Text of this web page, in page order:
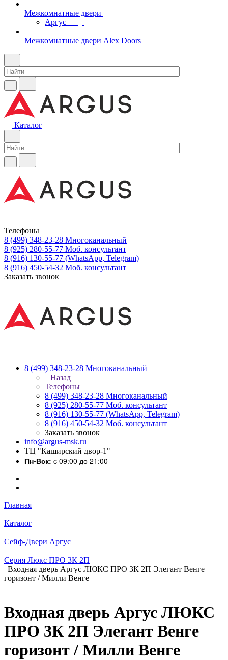
Межкомнатные двери
Аргус
Межкомнатные двери Alex Doors
Каталог
Телефоны
8 (499) 348-23-28 Многоканальный
8 (925) 280-55-77 Моб. консультант
8 (916) 130-55-77 (WhatsApp, Telegram)
8 (916) 450-54-32 Моб. консультант
Заказать звонок
8 (499) 348-23-28 Многоканальный
Назад
Телефоны
8 (499) 348-23-28 Многоканальный
8 (925) 280-55-77 Моб. консультант
8 (916) 130-55-77 (WhatsApp, Telegram)
8 (916) 450-54-32 Моб. консультант
Заказать звонок
info@argus-msk.ru
ТЦ "Каширский двор-1"
Пн-Вск: c 09:00 до 21:00
Главная
Каталог
Сейф-Двери Аргус
Серия Люкс ПРО 3К 2П
Входная дверь Аргус ЛЮКС ПРО 3К 2П Элегант Венге
горизонт / Милли Венге
Входная дверь Аргус ЛЮКС
ПРО 3К 2П Элегант Венге
горизонт / Милли Венге